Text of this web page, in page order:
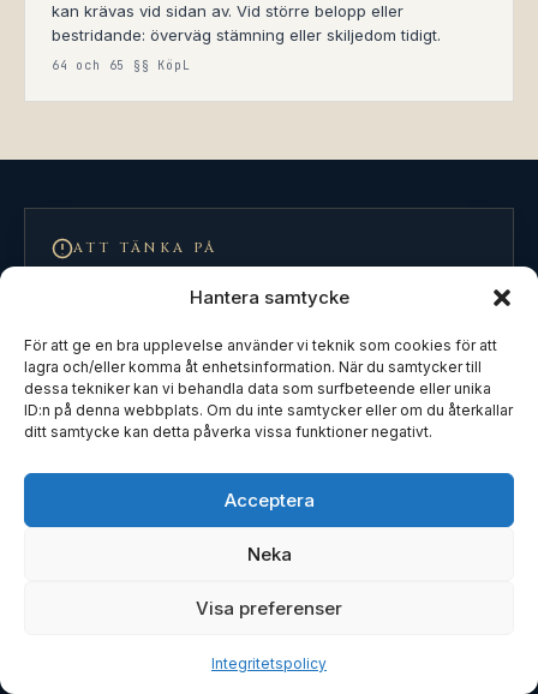
Hantera samtycke
För att ge en bra upplevelse använder vi teknik som cookies för att
lagra och/eller komma åt enhetsinformation. När du samtycker till
dessa tekniker kan vi behandla data som surfbeteende eller unika
ID:n på denna webbplats. Om du inte samtycker eller om du återkallar
ditt samtycke kan detta påverka vissa funktioner negativt.
Acceptera
Neka
Visa preferenser
Integritetspolicy
kan krävas vid sidan av. Vid större belopp eller
bestridande: överväg stämning eller skiljedom tidigt.
64 och 65 §§ KöpL
ATT TÄNKA PÅ
En felaktig hävning kan göra dig till
avtalsbrytaren
Den vanligaste anledningen till att en hävning
underkänns i tingsrätt är inte att avtalsbrottet
saknas – utan att det inte uppfyller
väsentlighetsrekvisitet i 25 § eller 39 § KöpL.
Förhasta dig inte. När hävningen underkänns
vända situationen och kräva skadestånd för din
vid dröjsmål: ge en skriftlig tilläggsfrist enligt 25